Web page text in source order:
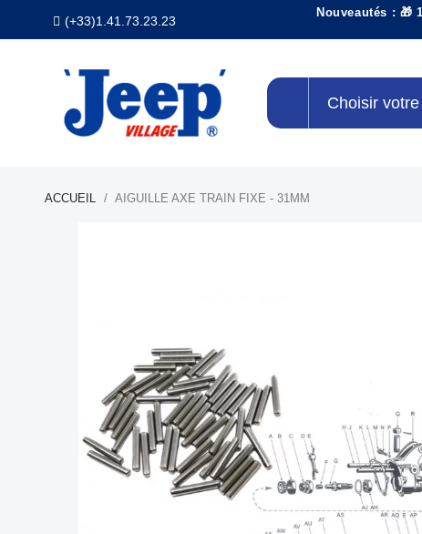
(+33)1.41.73.23.23
Nouveautés : 🎁
Choisir
ACCUEIL AIGUILLE AXE TRAIN FIXE - 31MM